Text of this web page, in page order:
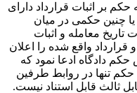
حکم بر اثبات قرارداد دارای
چنین حکمی در میان
تاریخ معامله و اثبات
قرارداد واقع‌ شده را اعلان
دادگاه ادعا نمود که
تنها در روابط طرفین
ثالث قابل استناد نیست.